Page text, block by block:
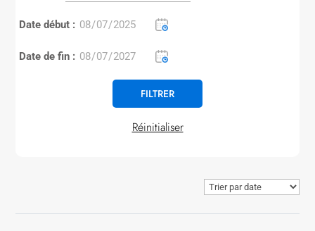
Date début :
Date de fin :
Réinitialiser